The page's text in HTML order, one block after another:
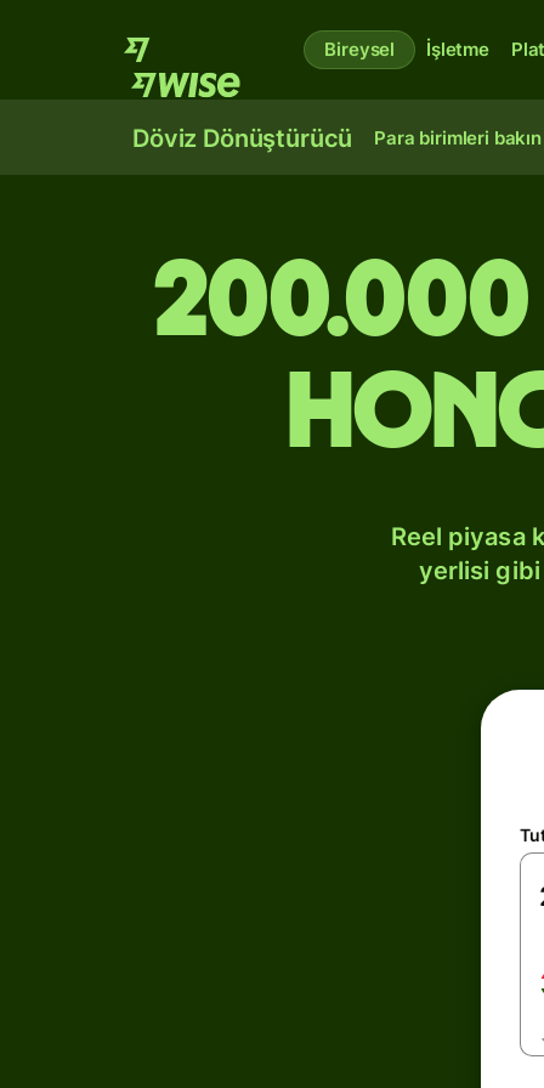
Bireysel İşletme
Döviz Dönüştürücü Para birimleri bakın
Reel piyasa
yerlisi gibi